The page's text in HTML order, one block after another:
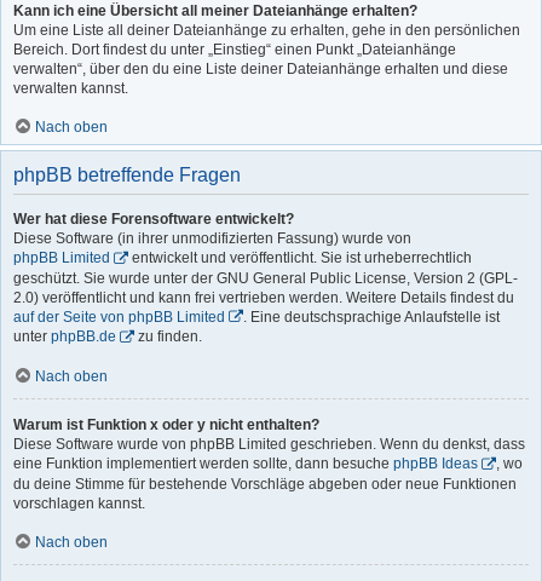
Kann ich eine Übersicht all meiner Dateianhänge erhalten?
Um eine Liste all deiner Dateianhänge zu erhalten, gehe in den persönlichen
Bereich. Dort findest du unter „Einstieg“ einen Punkt „Dateianhänge
verwalten“, über den du eine Liste deiner Dateianhänge erhalten und diese
verwalten kannst.
Nach oben
phpBB betreffende Fragen
Wer hat diese Forensoftware entwickelt?
Diese Software (in ihrer unmodifizierten Fassung) wurde von
phpBB Limited
entwickelt und veröffentlicht. Sie ist urheberrechtlich
geschützt. Sie wurde unter der GNU General Public License, Version 2 (GPL-
2.0) veröffentlicht und kann frei vertrieben werden. Weitere Details findest du
auf der Seite von phpBB Limited
. Eine deutschsprachige Anlaufstelle ist
unter phpBB.de zu finden.
Nach oben
Warum ist Funktion x oder y nicht enthalten?
Diese Software wurde von phpBB Limited geschrieben. Wenn du denkst, dass
eine Funktion implementiert werden sollte, dann besuche phpBB Ideas
, wo
du deine Stimme für bestehende Vorschläge abgeben oder neue Funktionen
vorschlagen kannst.
Nach oben